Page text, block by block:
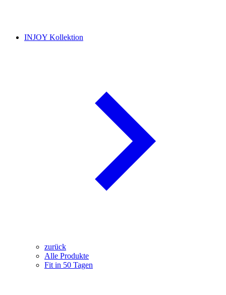
INJOY Kollektion
zurück
Alle Produkte
Fit in 50 Tagen